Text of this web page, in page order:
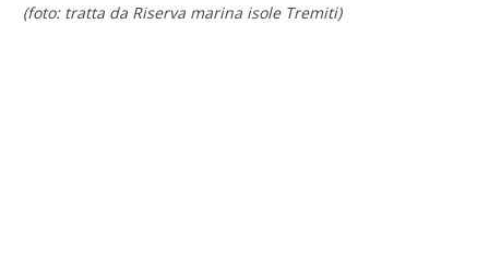
(foto: tratta da Riserva marina isole Tremiti)